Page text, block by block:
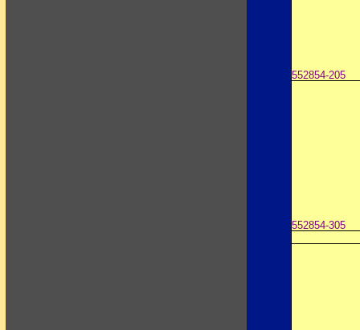
552854-205
552854-305